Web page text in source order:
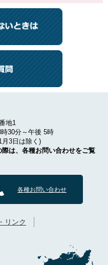
地1
30分～午後 5時
月3日は除く)
は、各種お問い合わせをご覧
各種お問い合わせ
リンク